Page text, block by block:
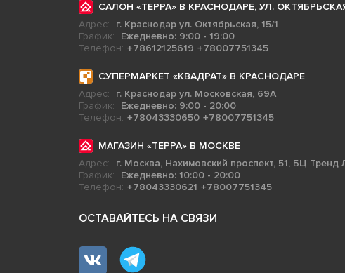
САЛОН «ТЕРРА» В КРАСНОДАРЕ, УЛ.
Адрес:
г. Краснодар ул. Октябрьская, 15/1
График:
Ежедневно: 9:00 - 19:00
Телефон: +78612125619 +78007751345
СУПЕРМАРКЕТ «КВАДРАТ» В КРАСНОДАРЕ
Адрес:
г. Краснодар ул. Московская, 69А
График:
Ежедневно: 9:00 - 20:00
Телефон: +78043330650 +78007751345
МАГАЗИН «ТЕРРА» В МОСКВЕ
Адрес:
г. Москва, Нахимовский проспект, 51, БЦ Тренд
График:
Ежедневно: 10:00 - 20:00
Телефон: +78043330621 +78007751345
ОСТАВАЙТЕСЬ НА СВЯЗИ